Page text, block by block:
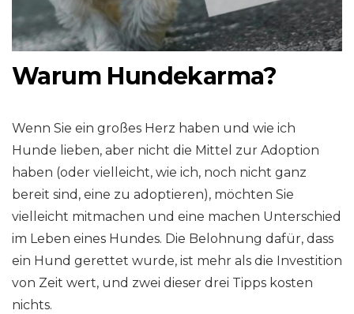
Warum Hundekarma?
Wenn Sie ein großes Herz haben und wie ich
Hunde lieben, aber nicht die Mittel zur Adoption
haben (oder vielleicht, wie ich, noch nicht ganz
bereit sind, eine zu adoptieren), möchten Sie
vielleicht mitmachen und eine machen Unterschied
im Leben eines Hundes. Die Belohnung dafür, dass
ein Hund gerettet wurde, ist mehr als die Investition
von Zeit wert, und zwei dieser drei Tipps kosten
nichts.